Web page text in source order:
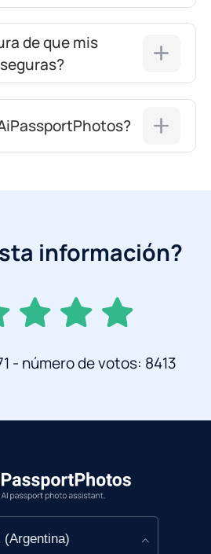
de que mis
información?
- número de votos: 8413